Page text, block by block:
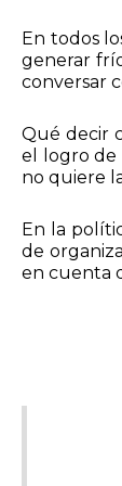
En todos
generar
Qué decir
el logro de
no quiere
En la
de
en cuenta